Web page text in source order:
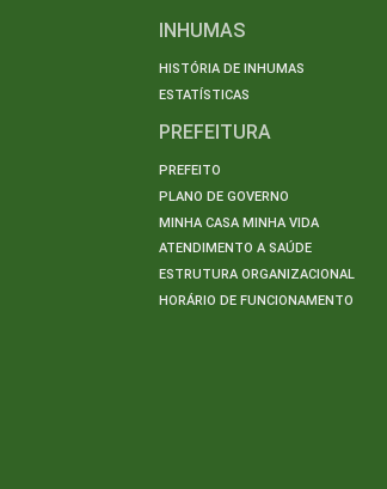
INHUMAS
HISTÓRIA DE INHUMAS
ESTATÍSTICAS
PREFEITURA
PREFEITO
PLANO DE GOVERNO
MINHA CASA MINHA VIDA
ATENDIMENTO A SAÚDE
ESTRUTURA ORGANIZACIONAL
HORÁRIO DE FUNCIONAMENTO